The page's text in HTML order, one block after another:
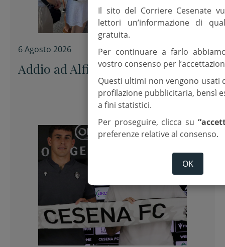
6 Agosto 2026
Addio ad Alfiero “uno di noi”
Il sito del Corriere Cesenate
lettori un’informazione di
gratuita.
Per continuare a farlo
vostro consenso per
Questi ultimi non vengono usati
profilazione pubblicitaria, bensì
a fini statistici.
Per proseguire, clicca su
preferenze relative al consenso.
OK